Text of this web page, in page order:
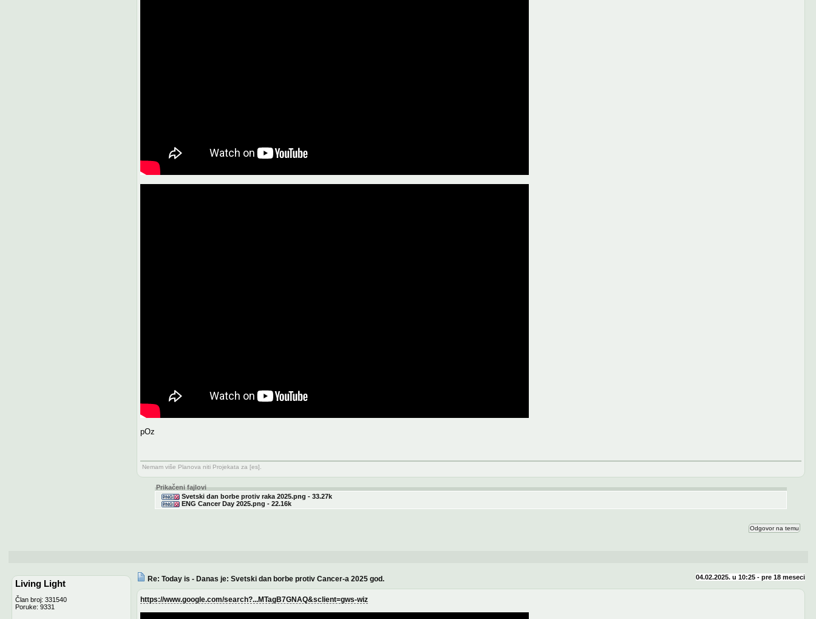
pOz
Nemam više Planova niti Projekata za [es].
Prikačeni fajlovi
Svetski dan borbe protiv raka 2025.png - 33.27k
ENG Cancer Day 2025.png - 22.16k
Odgovor na temu
Living Light
Član broj: 331540
Poruke: 9331
Re: Today is - Danas je: Svetski dan borbe protiv Cancer-a 2025 god. 04.02.2025. u 10:25 - pre 18 meseci
https://www.google.com/search?...MTagB7GNAQ&sclient=gws-wiz